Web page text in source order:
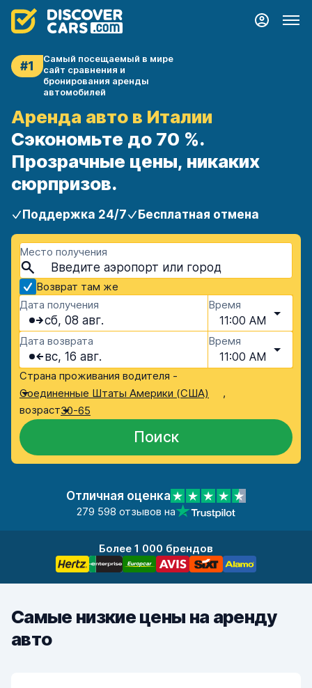
#1
Самый посещаемый в мире
сайт сравнения и
бронирования аренды
автомобилей
Аренда авто в Италии
Сэкономьте до 70 %.
Прозрачные цены, никаких
сюрпризов.
Поддержка 24/7 Бесплатная отмена
Место получения
Возврат там же
Дата получения
сб, 08 авг.
Время
11:00 AM
Дата возврата
вс, 16 авг.
Время
11:00 AM
Страна проживания водителя -
Соединенные Штаты Америки (США)
,
возраст30-65
Поиск
Отличная оценка
279 598 отзывов на
Более 1 000 брендов
Самые низкие цены на аренду
авто